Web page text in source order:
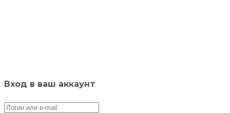
Вход в ваш аккаунт